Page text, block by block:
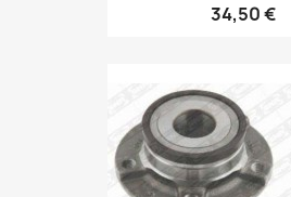
34,50 €